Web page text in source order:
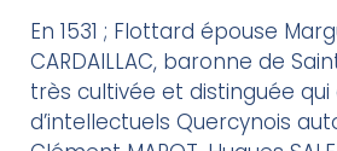
En 1531 ; Flottard épouse
CARDAILLAC, baronne de
très cultivée et distinguée
d’intellectuels Quercynois